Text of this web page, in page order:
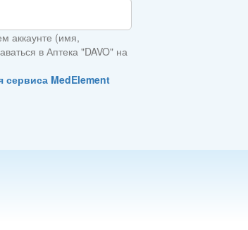
аккаунте (имя,
в Аптека "DAVO" на
MedElement